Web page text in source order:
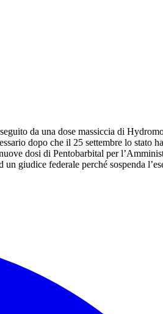
da una dose massiccia di
dopo che il 25 settembre lo stato
dosi di Pentobarbital per
giudice federale perché sospenda